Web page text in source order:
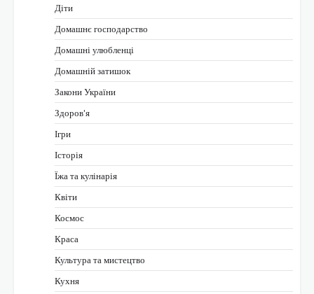
Діти
Домашнє господарство
Домашні улюбленці
Домашній затишок
Закони України
Здоров'я
Ігри
Історія
Їжа та кулінарія
Квіти
Космос
Краса
Культура та мистецтво
Кухня